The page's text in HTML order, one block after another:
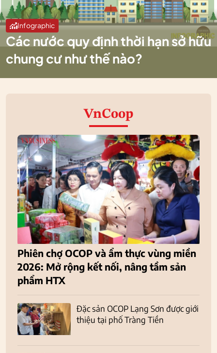
Infographic
Các nước quy định thời hạn sở hữu
chung cư như thế nào?
VnCoop
Phiên chợ OCOP và ẩm thực vùng miền
2026: Mở rộng kết nối, nâng tầm sản
phẩm HTX
Đặc sản OCOP Lạng Sơn được giới
thiệu tại phố Tràng Tiền